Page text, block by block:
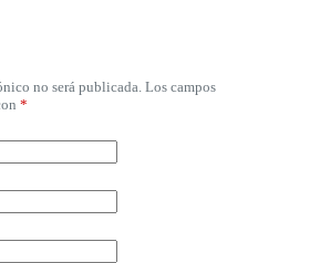
no será publicada. Los campos
*